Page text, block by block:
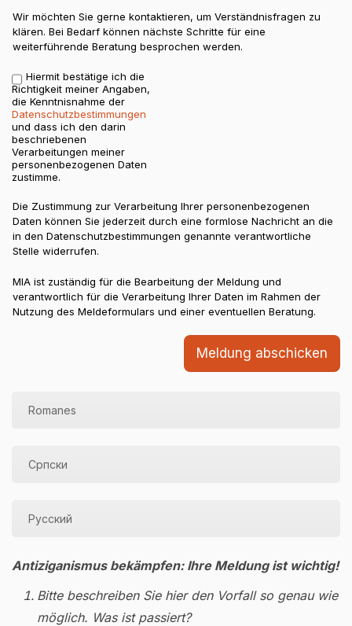
Wir möchten Sie gerne kontaktieren, um Verständnisfragen zu
klären. Bei Bedarf können nächste Schritte für eine
weiterführende Beratung besprochen werden.
Bestätigung*
Hiermit bestätige ich die
Richtigkeit meiner Angaben,
die Kenntnisnahme der
Datenschutzbestimmungen
und dass ich den darin
beschriebenen
Verarbeitungen meiner
personenbezogenen Daten
zustimme.
Die Zustimmung zur Verarbeitung Ihrer personenbezogenen
Daten können Sie jederzeit durch eine formlose Nachricht an die
in den Datenschutzbestimmungen genannte verantwortliche
Stelle widerrufen.
MIA ist zuständig für die Bearbeitung der Meldung und
verantwortlich für die Verarbeitung Ihrer Daten im Rahmen der
Nutzung des Meldeformulars und einer eventuellen Beratung.
Meldung abschicken
Romanes
Српски
Русский
Antiziganismus bekämpfen: Ihre Meldung ist wichtig!
Bitte beschreiben Sie hier den Vorfall so genau wie
möglich. Was ist passiert?